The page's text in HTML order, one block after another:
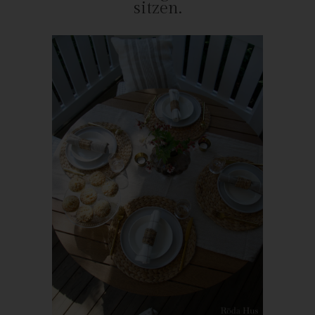
sitzen.
Person Auskunft über folgende Informationen zugestanden:
die Kategorien personenbezogener Daten, die verarbeitet
die Empfänger oder Kategorien von Empfängern, gegenüber
denen die personenbezogenen Daten offengelegt worden sind
oder noch offengelegt werden, insbesondere bei Empfängern in
Drittländern oder bei internationalen Organisationen
falls möglich die geplante Dauer, für die die personenbezogenen
Daten gespeichert werden, oder, falls dies nicht möglich ist, die
Kriterien für die Festlegung dieser Dauer
das Bestehen eines Rechts auf Berichtigung oder Löschung der
sie betreffenden personenbezogenen Daten oder auf
Einschränkung der Verarbeitung durch den Verantwortlichen
oder eines Widerspruchsrechts gegen diese Verarbeitung
das Bestehen eines Beschwerderechts bei einer
Aufsichtsbehörde
wenn die personenbezogenen Daten nicht bei der betroffenen
Person erhoben werden: Alle verfügbaren Informationen über
die Herkunft der Daten
das Bestehen einer automatisierten Entscheidungsfindung
einschließlich Profiling gemäß Artikel 22 Abs.1 und 4 DS-GVO
und — zumindest in diesen Fällen — aussagekräftige
Informationen über die involvierte Logik sowie die Tragweite und
die angestrebten Auswirkungen einer derartigen Verarbeitung
für die betroffene Person